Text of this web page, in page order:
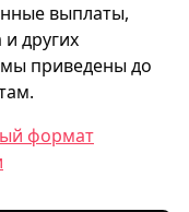
выплаты,
других
приведены до
формат